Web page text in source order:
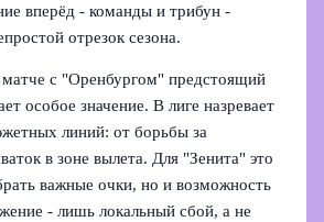
вперёд - команды и трибун -
отрезок сезона.
с "Оренбургом" предстоящий
особое значение. В лиге назревает
линий: от борьбы за
в зоне вылета. Для "Зенита" это
важные очки, но и возможность
- лишь локальный сбой, а не